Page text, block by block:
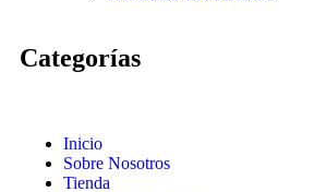
Categorías
Inicio
Sobre Nosotros
Tienda